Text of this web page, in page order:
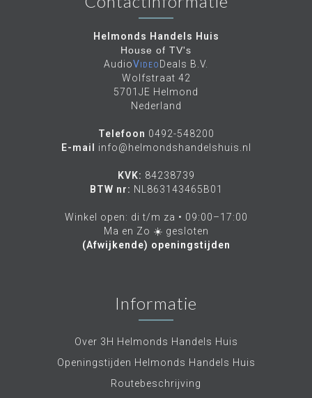
Helmonds Handels Huis
House of TV's
AudioVideoDeals B.V.
Wolfstraat 42
5701JE Helmond
Nederland
Telefoon 0492-548200
E-mail
info@helmondshandelshuis.nl
KVK: 84238739
BTW nr: NL863143465B01
Winkel open: di t/m za • 09:00–17:00
Ma en Zo ☀️ gesloten
(Afwijkende) openingstijden
Informatie
Over 3H Helmonds Handels Huis
Openingstijden Helmonds Handels Huis
Routebeschrijving